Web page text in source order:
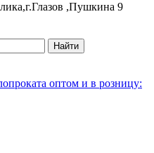
,Пушкина 9
Найти
оптом и в розницу: